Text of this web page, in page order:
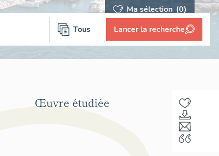
Ma sélection (0)
Tous
Lancer la recherche
Œuvre étudiée